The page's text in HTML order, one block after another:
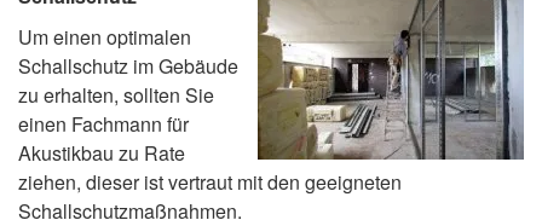
Um einen optimalen
Schallschutz im Gebäude
zu erhalten, sollten Sie
einen Fachmann für
Akustikbau zu Rate
ziehen, dieser ist vertraut mit den geeigneten
Schallschutzmaßnahmen.